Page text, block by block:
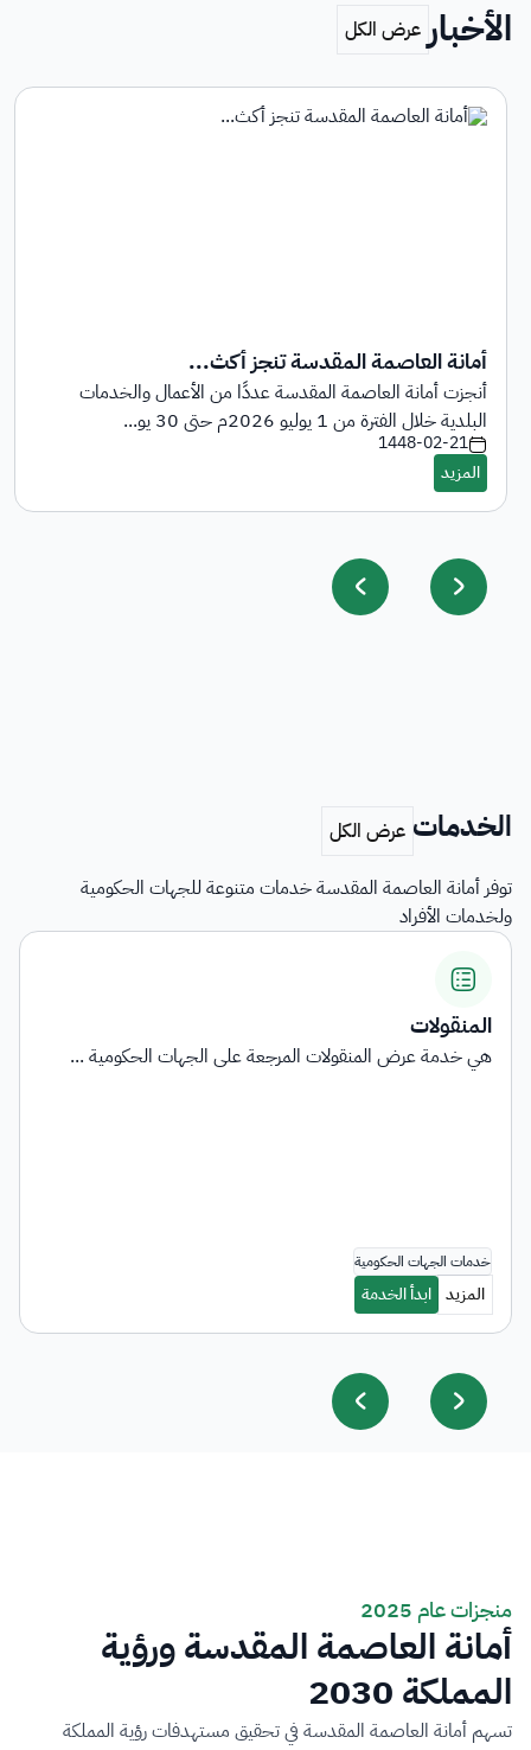
الأخبار
أمانة العاصمة المقدسة تنجز أكث...
أنجزت أمانة العاصمة المقدسة عددًا من الأعمال والخدمات
البلدية خلال الفترة من 1 يوليو 2026م حتى 30 يو...
1448-02-21
الخدمات
توفر أمانة العاصمة المقدسة خدمات متنوعة للجهات الحكومية
ولخدمات الأفراد
توفر الخدمة معلومات شاملة حول المتطلبات
منجزات عام 2025
أمانة العاصمة المقدسة ورؤية
المملكة 2030
تسهم أمانة العاصمة المقدسة في تحقيق مستهدفات رؤية المملكة